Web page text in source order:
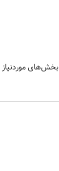
بخش‌های